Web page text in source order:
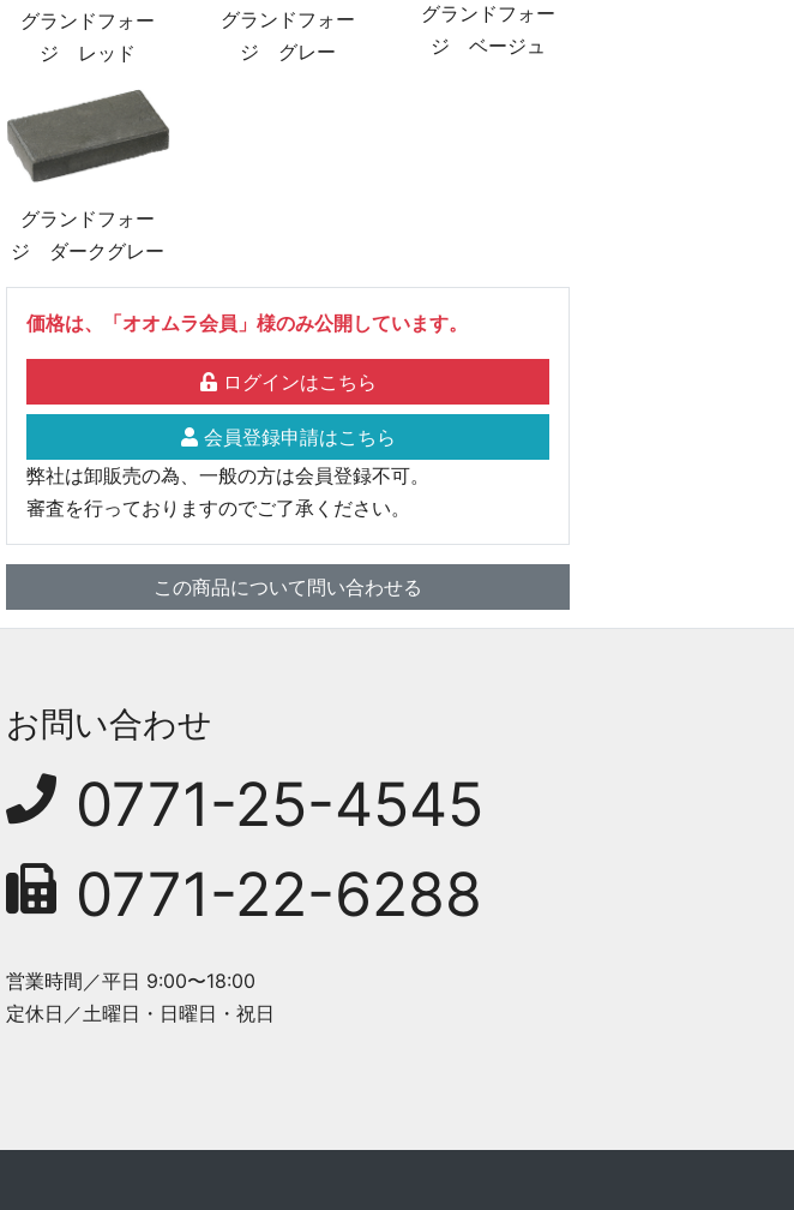
グランドフォー
ジ レッド
グランドフォー
ジ グレー
グランドフォー
ジ ベージュ
グランドフォー
ジ ダークグレー
価格は、「オオムラ会員」様のみ公開しています。
ログインはこちら
会員登録申請はこちら
弊社は卸販売の為、一般の方は会員登録不可。
審査を行っておりますのでご了承ください。
この商品について問い合わせる
お問い合わせ
0771-25-4545
0771-22-6288
営業時間／平日 9:00〜18:00
定休日／土曜日・日曜日・祝日